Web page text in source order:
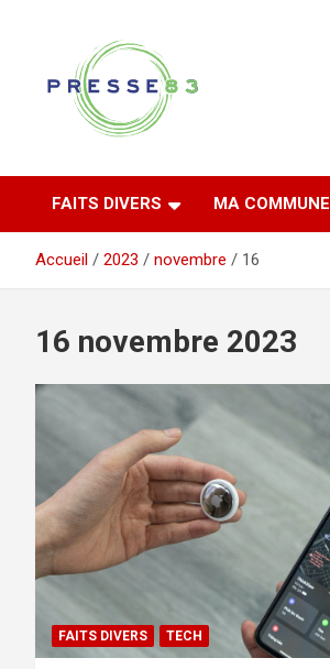
Presse 83
FAITS DIVERS MA COMMUNE
Accueil 2023 novembre 16
16 novembre 2023
FAITS DIVERS TECH